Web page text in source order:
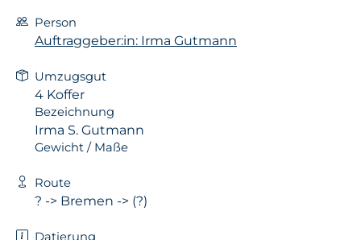
Person
Auftraggeber:in: Irma Gutmann
Umzugsgut
4 Koffer
Bezeichnung
Irma S. Gutmann
Gewicht / Maße
Route
? -> Bremen -> (?)
Datierung